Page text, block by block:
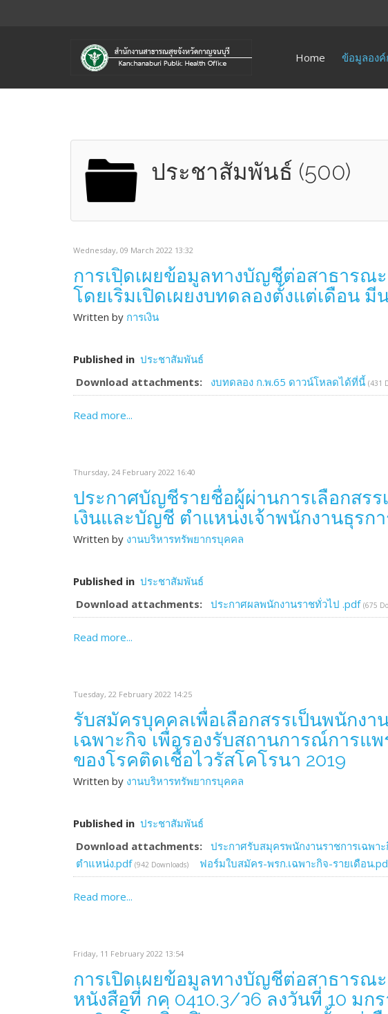
Home ข้อมูลองค์
ประชาสัมพันธ์ (500)
Wednesday, 09 March 2022 13:32
การเปิดเผยข้อมูลทางบัญชีต่อสาธารณ
โดยเริ่มเปิดเผยงบทดลองตั้งแต่เดือน
Written by การเงิน
Published in ประชาสัมพันธ์
Download attachments:
งบทดลอง ก.พ.65 ดาวน์โหลดได้ที่นี้ (431
Read more...
Thursday, 24 February 2022 16:40
ประกาศบัญชีรายชื่อผู้ผ่านการเลือกสร
เงินและบัญชี ตำแหน่งเจ้าพนักงานธุรก
Written by งานบริหารทรัพยากรบุคคล
Published in ประชาสัมพันธ์
Download attachments: ประกาศผลพนักงานราชทั่วไป .pdf (675
Read more...
Tuesday, 22 February 2022 14:25
รับสมัครบุคคลเพื่อเลือกสรรเป็นพนักงา
เฉพาะกิจ เพื่อรองรับสถานการณ์การแ
ของโรคติดเชื้อไวรัสโคโรนา 2019
Written by งานบริหารทรัพยากรบุคคล
Published in ประชาสัมพันธ์
Download attachments: ประกาศรับสมุครพนักงานราชการเฉพาะ
ตำแหน่ง.pdf (942 Downloads) ฟอร์มใบสมัคร-พรก.เฉพาะกิจ-รายเดือน
Read more...
Friday, 11 February 2022 13:54
การเปิดเผยข้อมูลทางบัญชีต่อสาธารณ
หนังสือที่ กค 0410.3/ว6 ลงวันที่ 10 มก